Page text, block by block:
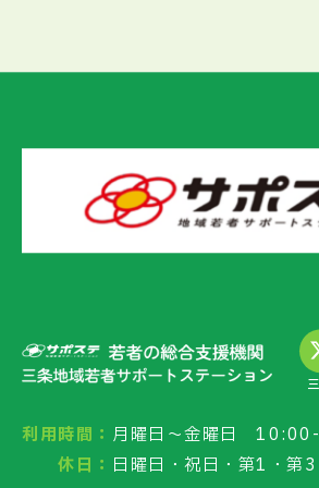
利用時間： 月曜日～金曜日
休日： 日曜日・祝日・第1・第